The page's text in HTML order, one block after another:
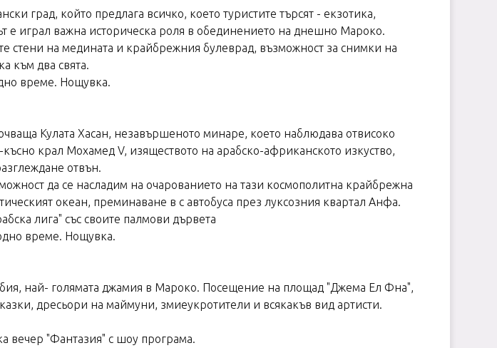
град, който предлага всичко, което туристите търсят - екзотика,
е играл важна историческа роля в обединението на днешно Мароко.
стени на медината и крайбрежния булеврад, възможност за снимки на
към два свята.
време. Нощувка.
Кулата Хасан, незавършеното минаре, което наблюдава отвисоко
крал Мохамед V, изяществото на арабско-африканското изкуство,
отвън.
да се насладим на очарованието на тази космополитна крайбрежна
океан, преминаване в с автобуса през луксозния квартал Анфа.
лига" със своите палмови дървета
време. Нощувка.
най- голямата джамия в Мароко. Посещение на площад "Джема Ел Фна",
дресьори на маймуни, змиеукротители и всякакъв вид артисти.
вечер "Фантазия" с шоу програма.